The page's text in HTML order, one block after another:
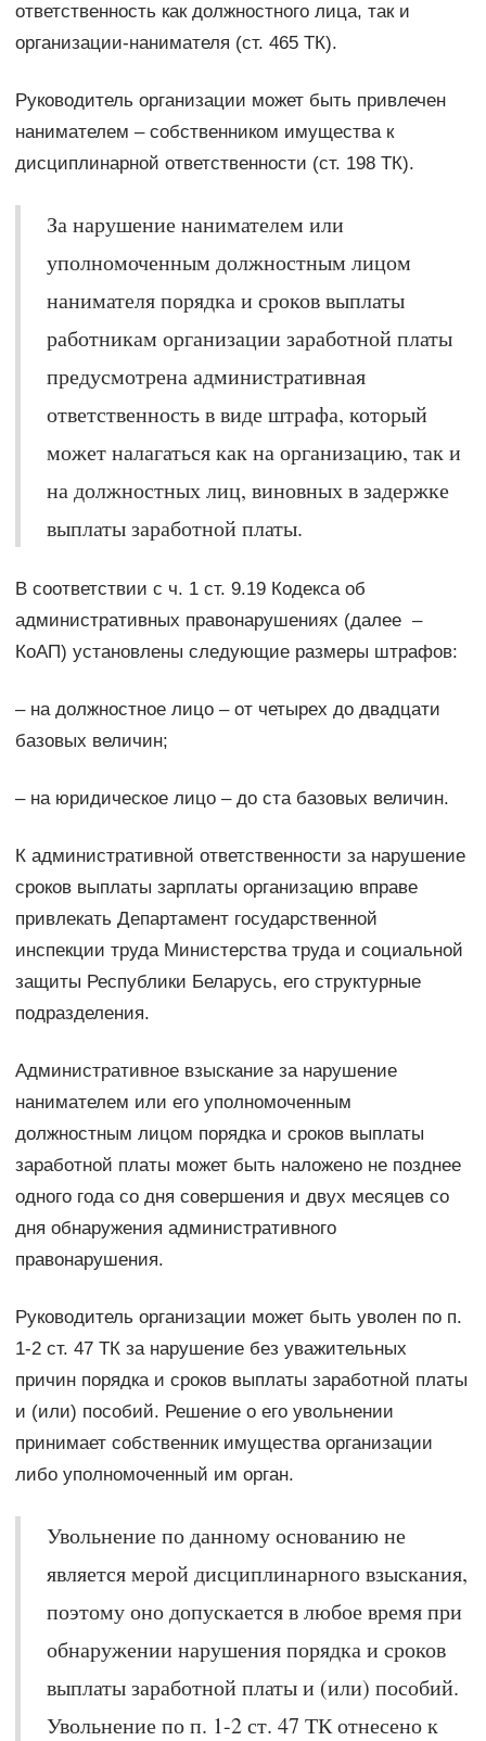
ответственность как должностного лица, так и
организации-нанимателя (ст. 465 ТК).
Руководитель организации может быть привлечен
нанимателем – собственником имущества к
дисциплинарной ответственности (ст. 198 ТК).
За нарушение нанимателем или
уполномоченным должностным лицом
нанимателя порядка и сроков выплаты
работникам организации заработной платы
предусмотрена административная
ответственность в виде штрафа, который
может налагаться как на организацию, так и
на должностных лиц, виновных в задержке
выплаты заработной платы.
В соответствии с ч. 1 ст. 9.19 Кодекса об
административных правонарушениях (далее –
КоАП) установлены следующие размеры штрафов:
– на должностное лицо – от четырех до двадцати
базовых величин;
– на юридическое лицо – до ста базовых величин.
К административной ответственности за нарушение
сроков выплаты зарплаты организацию вправе
привлекать Департамент государственной
инспекции труда Министерства труда и социальной
защиты Республики Беларусь, его структурные
подразделения.
Административное взыскание за нарушение
нанимателем или его уполномоченным
должностным лицом порядка и сроков выплаты
заработной платы может быть наложено не позднее
одного года со дня совершения и двух месяцев со
дня обнаружения административного
правонарушения.
Руководитель организации может быть уволен по п.
1-2 ст. 47 ТК за нарушение без уважительных
причин порядка и сроков выплаты заработной платы
и (или) пособий. Решение о его увольнении
принимает собственник имущества организации
либо уполномоченный им орган.
Увольнение по данному основанию не
является мерой дисциплинарного взыскания,
поэтому оно допускается в любое время при
обнаружении нарушения порядка и сроков
выплаты заработной платы и (или) пособий.
Увольнение по п. 1-2 ст. 47 ТК отнесено к